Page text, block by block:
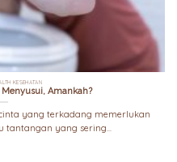
KESEHATAN
Amankah?
yang terkadang memerlukan
tantangan yang sering...